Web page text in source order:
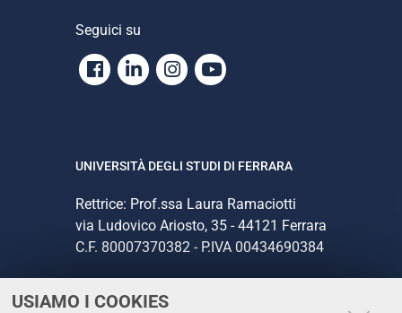
USIAMO I COOKIES
Seguici su
Facebook
LinkedinInstagram
Youtube
UNIVERSITÀ DEGLI STUDI DI FERRARA
Rettrice: Prof.ssa Laura Ramaciotti
via Ludovico Ariosto, 35 - 44121 Ferrara
C.F. 80007370382 - P.IVA 00434690384
CONTATTI